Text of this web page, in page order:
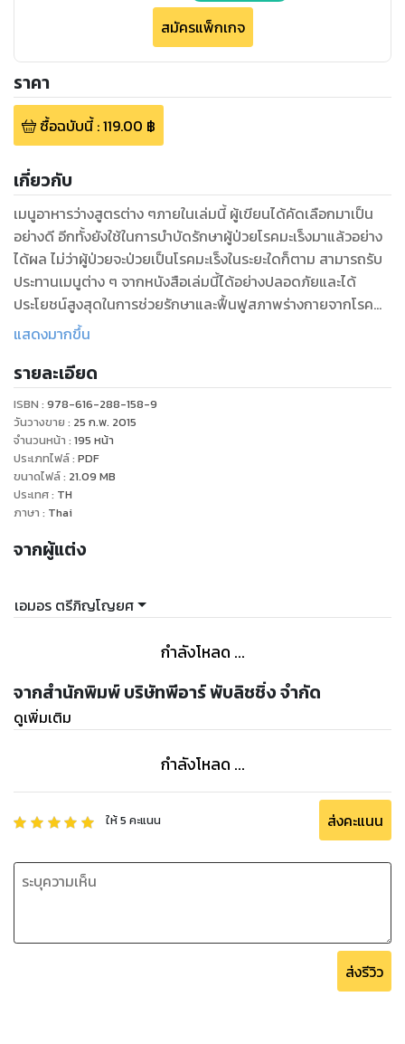
สมัครแพ็กเกจ
ราคา
ซื้อฉบับนี้:119.00 ฿
เกี่ยวกับ
เมนูอาหารว่างสูตรต่าง ๆภายในเล่มนี้ ผู้เขียนได้คัดเลือกมาเป็น
อย่างดี อีกทั้งยังใช้ในการบำบัดรักษาผู้ป่วยโรคมะเร็งมาแล้วอย่าง
ได้ผล ไม่ว่าผู้ป่วยจะป่วยเป็นโรคมะเร็งในระยะใดก็ตาม สามารถรับ
ประทานเมนูต่าง ๆ จากหนังสือเล่มนี้ได้อย่างปลอดภัยและได้
ประโยชน์สูงสุดในการช่วยรักษาและฟื้นฟูสภาพร่างกายจากโรค
ร้ายให้กลับมาดีขึ้นและด้วยสารอาหารที่ได้จากธรรมชาติจะช่วย
อาหารตามเมนูในหนังสือเล่มนี้อย่างต่อเนื่องและรับประทานต่อไป
แม้ว่าคุณจะหายป่วยแล้วก็ตาม ทั้งนี้เพื่อไม่ทำให้โรคมะเร็งร้ายกลับ
มาหาคุณอีก
แสดงมากขึ้น
รายละเอียด
ISBN : 978-616-288-158-9
วันวางขาย : 25 ก.พ. 2015
จำนวนหน้า : 195 หน้า
ประเภทไฟล์: PDF
ขนาดไฟล์: 21.09 MB
ประเทศ: TH
ภาษา : Thai
จากผู้แต่ง
เอมอร ตรีภิญโญยศ
กำลังโหลด ...
จากสำนักพิมพ์ บริษัทพีอาร์ พับลิชชิ่ง จำกัด
ดูเพิ่มเติม
กำลังโหลด ...
ให้5 คะแนน ส่งคะแนน
ส่งรีวิว